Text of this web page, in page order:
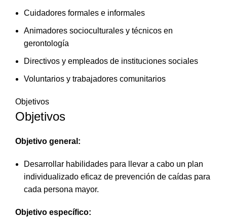
Cuidadores formales e informales
Animadores socioculturales y técnicos en
gerontología
Directivos y empleados de instituciones sociales
Voluntarios y trabajadores comunitarios
Objetivos
Objetivos
Objetivo general:
Desarrollar habilidades para llevar a cabo un plan
individualizado eficaz de prevención de caídas para
cada persona mayor.
Objetivo específico: